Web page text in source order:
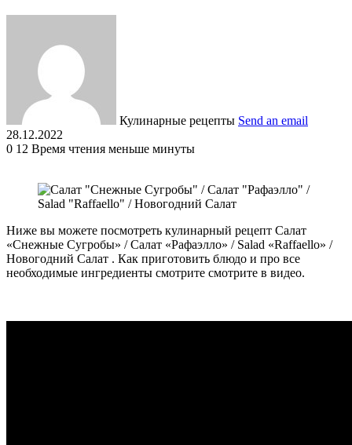
Кулинарные рецепты Send an email
28.12.2022
0 12 Время чтения меньше минуты
Ниже вы можете посмотреть кулинарный рецепт Салат
«Снежные Сугробы» / Салат «Рафаэлло» / Salad «Raffaello» /
Новогодний Салат . Как приготовить блюдо и про все
необходимые ингредиенты смотрите смотрите в видео.